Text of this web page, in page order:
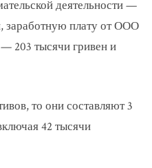
деятельности —
заработную плату от ООО
203 тысячи гривен и
то они составляют 3
42 тысячи